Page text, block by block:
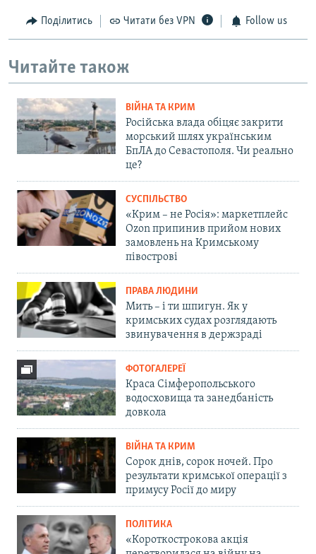
Поділитись Читати без VPN Follow us
Читайте також
ВІЙНА ТА КРИМ
Російська влада обіцяє закрити
морський шлях українським
БпЛА до Севастополя. Чи реально
це?
СУСПІЛЬСТВО
«Крим – не Росія»: маркетплейс
Ozon припинив прийом нових
замовлень на Кримському
півострові
ПРАВА ЛЮДИНИ
Мить – і ти шпигун. Як у
кримських судах розглядають
звинувачення в держзраді
ФОТОГАЛЕРЕЇ
Краса Сімферопольського
водосховища та занедбаність
довкола
ВІЙНА ТА КРИМ
Сорок днів, сорок ночей. Про
результати кримської операції з
примусу Росії до миру
ПОЛІТИКА
«Короткострокова акція